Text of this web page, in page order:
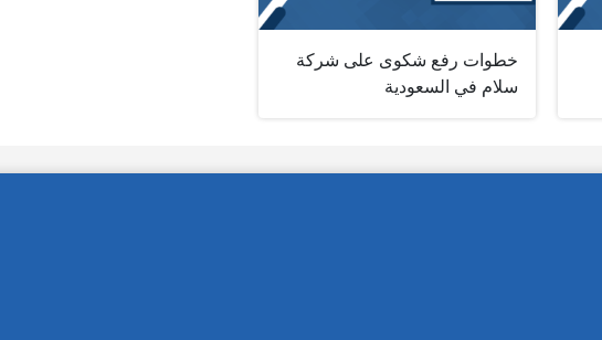
خطوات رفع شكوى على شركة
سلام في السعودية